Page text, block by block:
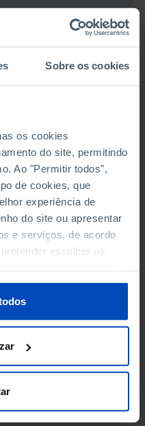
Sobre os cookies
os cookies
do site, permitindo
Ao "Permitir todos",
de cookies, que
experiência de
do site ou apresentar
e serviços, de acordo
escolher os
de preferências ou da
GOALS
ECONOMY
BY TYPE OF
BY TYPE OF TREATMENT